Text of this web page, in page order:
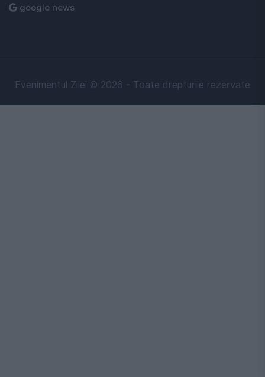
google news
Evenimentul Zilei © 2026 - Toate drepturile rezervate